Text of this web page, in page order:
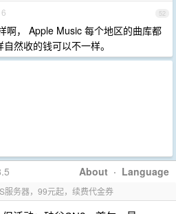
52
啊， Apple Music 每个地区的曲库都
然收的钱可以不一样。
About · Language
服务器，99元起，续费代金券